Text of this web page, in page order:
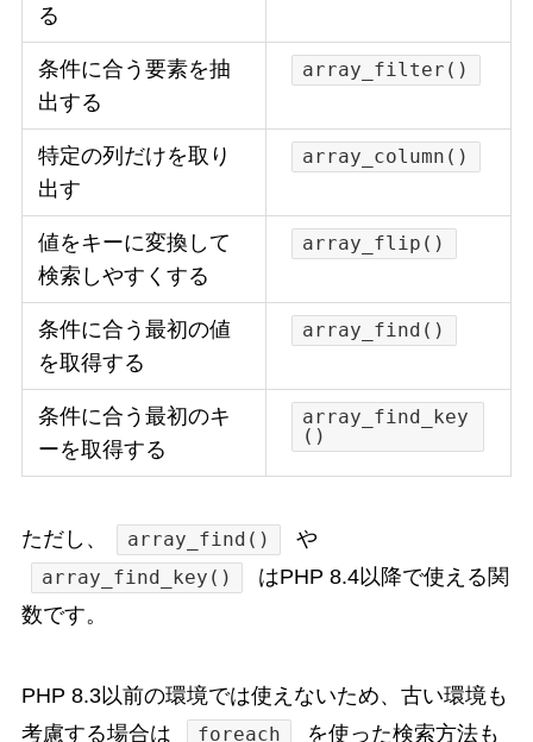
る
条件に合う要素を抽
出する
array_filter()
特定の列だけを取り
出す
array_column()
値をキーに変換して
検索しやすくする
array_flip()
条件に合う最初の値
を取得する
array_find()
条件に合う最初のキ
ーを取得する
array_find_key
()
ただし、 array_find() や
array_find_key()
はPHP 8.4以降で使える関
数です。
PHP 8.3以前の環境では使えないため、古い環境も
考慮する場合は
foreach を使った検索方法も